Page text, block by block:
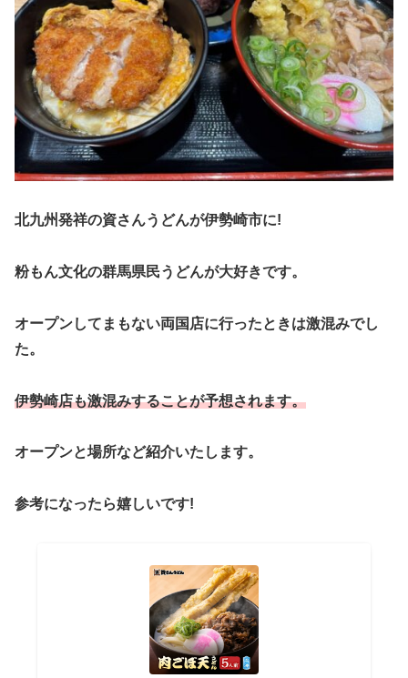
北九州発祥の資さんうどんが伊勢崎市に!
粉もん文化の群馬県民うどんが大好きです。
オープンしてまもない両国店に行ったときは激混みでし
た。
伊勢崎店も激混みすることが予想されます。
オープンと場所など紹介いたします。
参考になったら嬉しいです!